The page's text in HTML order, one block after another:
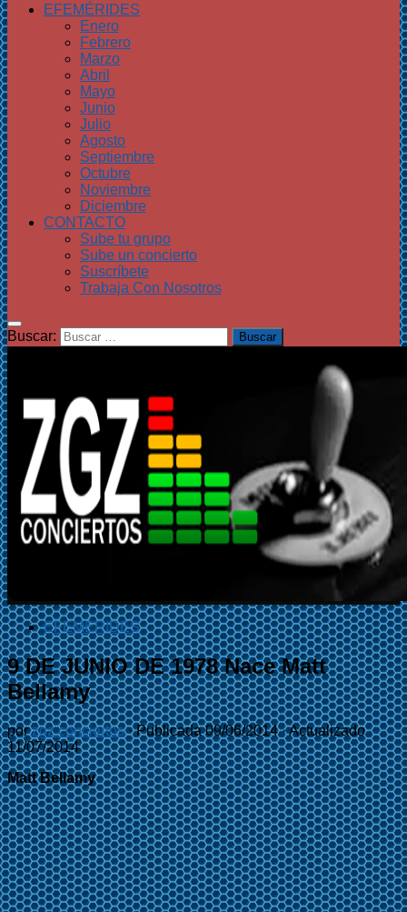
EFEMÉRIDES
Enero
Febrero
Marzo
Abril
Mayo
Junio
Julio
Agosto
Septiembre
Octubre
Noviembre
Diciembre
CONTACTO
Sube tu grupo
Sube un concierto
Suscríbete
Trabaja Con Nosotros
Buscar:
EFEMÉRIDES
9 DE JUNIO DE 1978 Nace Matt
Bellamy
porzgz conciertos · Publicada09/06/2014· Actualizado
11/07/2014
Matt Bellamy